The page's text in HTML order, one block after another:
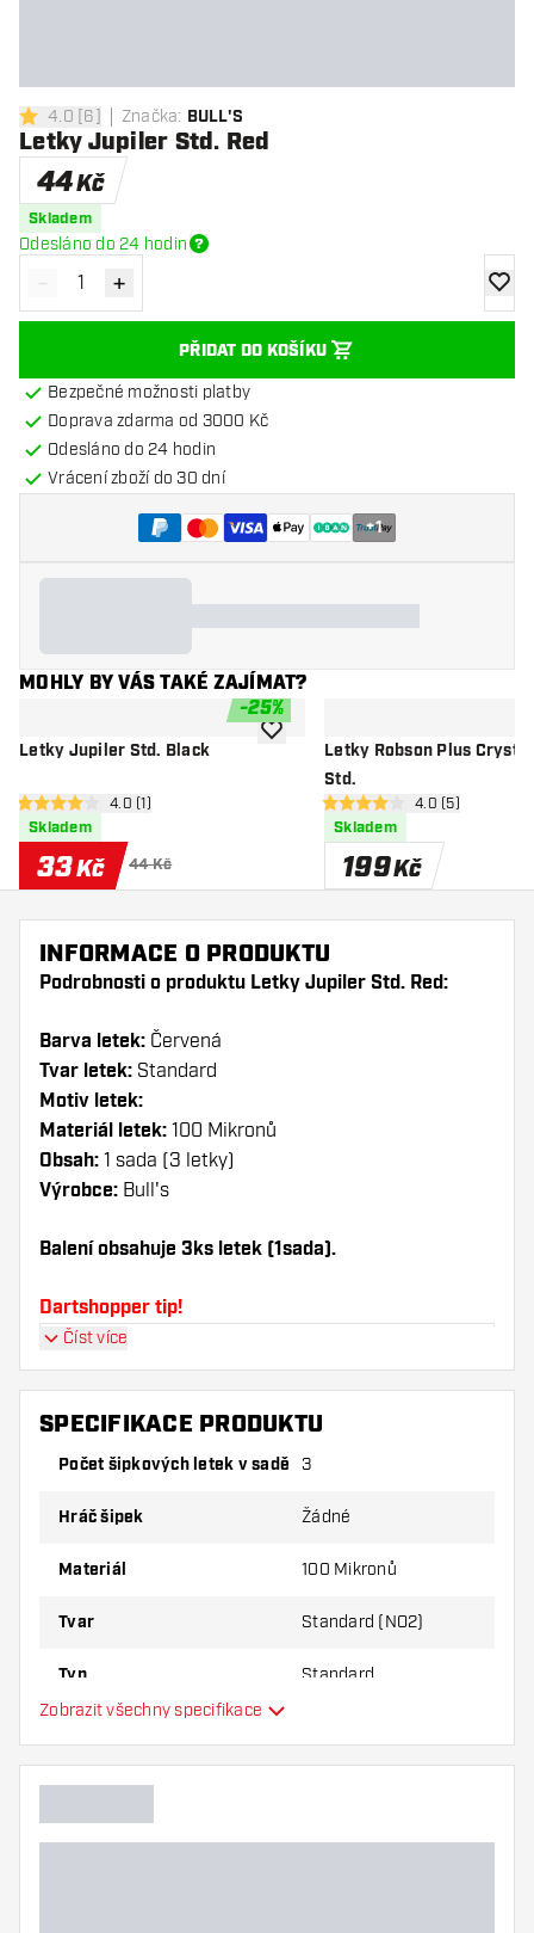
4 hodnoticí hvězdičky
4.0 [6] Značka: BULL'S
Letky Jupiler Std. Red
44Kč
Skladem
Odesláno do 24 hodin
Snížit množství
- Zvýšit množství
+
PŘIDAT DO KOŠÍKU
Bezpečné možnosti platby
Doprava zdarma od 3000 Kč
Odesláno do 24 hodin
Vrácení zboží do 30 dní
+1
MOHLY BY VÁS TAKÉ ZAJÍMAT?
-25%
Letky Jupiler Std. Black
otevřít panel recenzí
4 hodnoticí hvězdičky
4.0 (1)
Skladem
33Kč 44 Kč
Přidat do seznamu přání
Letky Robson Plus
Std.
otevřít panel
4 hodnoticí hvězdičky
4.0 (5)
Skladem
199Kč
INFORMACE O PRODUKTU
Podrobnosti o produktu Letky Jupiler Std. Red:
Barva letek: Červená
Tvar letek: Standard
Motiv letek:
Materiál letek: 100 Mikronů
Obsah: 1 sada (3 letky)
Výrobce: Bull's
Balení obsahuje 3ks letek (1sada).
Dartshopper tip!
násadky. Ty se mohou používáním poškodit
nebo zlomit.
letky, abyste zjistili, která varianta vám
Číst více
SPECIFIKACE PRODUKTU
Počet šipkových letek v sadě 3
Hráč šipek Žádné
Materiál 100 Mikronů
Tvar Standard (NO2)
Typ Standard
Hlavní barva
Zobrazit všechny specifikace